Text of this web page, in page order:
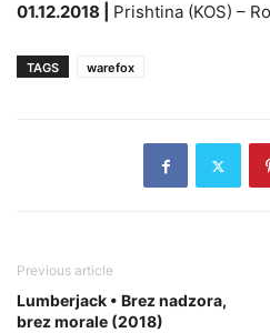
01.12.2018 | Prishtina (KOS) –
TAGS warefox
Previous article
Lumberjack • Brez nadzora,
brez morale (2018)